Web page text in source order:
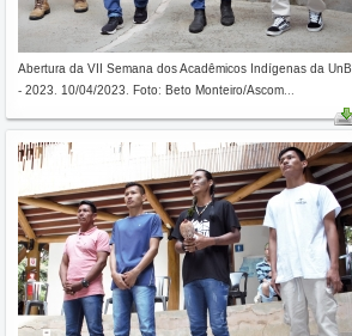
Abertura da VII Semana dos Acadêmicos Indígenas da UnB
- 2023. 10/04/2023. Foto: Beto Monteiro/Ascom...